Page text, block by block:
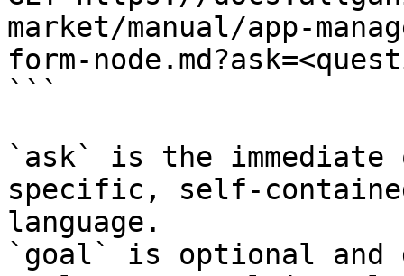
market/manual/app-
form-
```
`ask` is the
specific, self-
language.
`goal` is optional and